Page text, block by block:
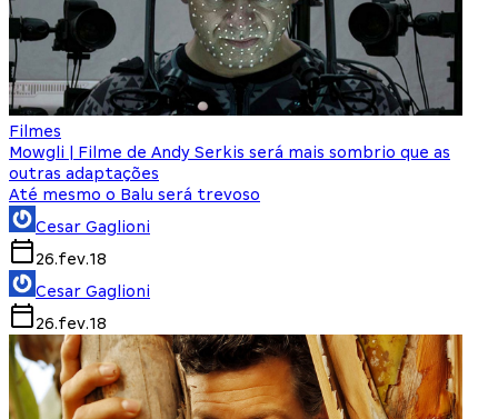
Filmes
Mowgli | Filme de Andy Serkis será mais sombrio que as
outras adaptações
Até mesmo o Balu será trevoso
Cesar Gaglioni
26.fev.18
Cesar Gaglioni
26.fev.18